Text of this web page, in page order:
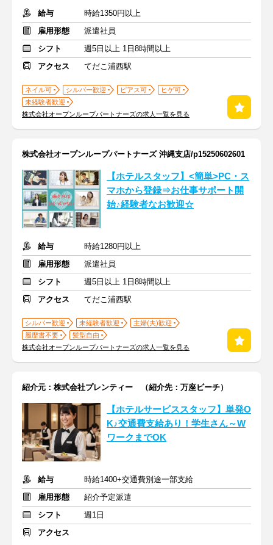
給与
時給1350円以上
雇用形態
派遣社員
シフト
週5日以上 1日8時間以上
アクセス
てだこ浦西駅
ネイル可 シルバー歓迎 ピアス可
ヒゲ可
未経験者歓迎
株式会社オープンループパートナーズの求人一覧を見る
株式会社オープンループパートナーズ 沖縄支店/p15250602601
【ホテルスタッフ】<簡単>PC・ス
マホから登録⇒お仕事サポート開
始♪経験者なお歓迎☆
給与
時給1280円以上
雇用形態
派遣社員
シフト
週5日以上 1日8時間以上
アクセス
てだこ浦西駅
シルバー歓迎 未経験者歓迎
主婦(夫)歓迎
履歴書不要
髪型自由
株式会社オープンループパートナーズの求人一覧を見る
紹介元：株式会社プレンティー （紹介先：万座ビーチ）
【ホテルサービススタッフ】単発O
K♪交通費支給あり！学生さん～W
ワークまでOK
給与
時給1400+交通費別途一部支給
雇用形態
紹介予定派遣
シフト
週1日
アクセス